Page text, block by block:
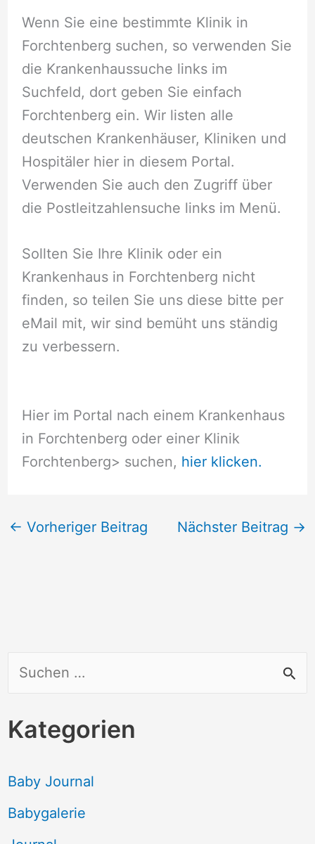
c
e
n
Kategorien
Baby Journal
Babygalerie
Wenn Sie eine bestimmte Klinik in
Forchtenberg suchen, so verwenden Sie
die Krankenhaussuche links im
Suchfeld, dort geben Sie einfach
Forchtenberg ein. Wir listen alle
deutschen Krankenhäuser, Kliniken und
Hospitäler hier in diesem Portal.
Verwenden Sie auch den Zugriff über
die Postleitzahlensuche links im Menü.
Sollten Sie Ihre Klinik oder ein
Krankenhaus in Forchtenberg nicht
finden, so teilen Sie uns diese bitte per
eMail mit, wir sind bemüht uns ständig
zu verbessern.
Hier im Portal nach einem Krankenhaus
in Forchtenberg oder einer Klinik
Forchtenberg> suchen, hier klicken.
← Vorheriger Beitrag Nächster Beitrag →